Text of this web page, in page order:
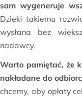
sam wygeneruje
Dzięki takiemu
wysłana bez
nadawcy.
Warto pamiętać, że
nakładane do
chcemy, aby opłaty